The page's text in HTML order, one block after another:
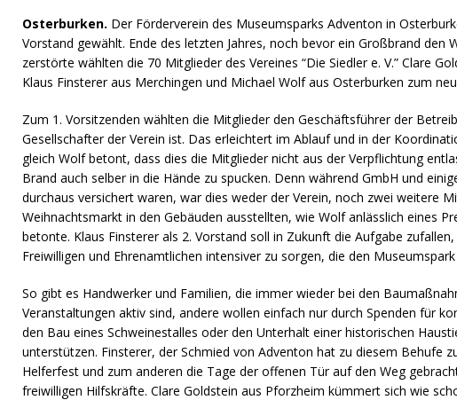
Osterburken. Der Förderverein des Museumsparks Adventon in
Vorstand gewählt. Ende des letzten Jahres, noch bevor ein Großbrand den
zerstörte wählten die 70 Mitglieder des Vereines “Die Siedler e. V.” Clare
Klaus Finsterer aus Merchingen und Michael Wolf aus Osterburken zum
Zum 1. Vorsitzenden wählten die Mitglieder den Geschäftsführer der
Gesellschafter der Verein ist. Das erleichtert im Ablauf und in der
gleich Wolf betont, dass dies die Mitglieder nicht aus der Verpflichtung
Brand auch selber in die Hände zu spucken. Denn während GmbH und
durchaus versichert waren, war dies weder der Verein, noch zwei weitere
Weihnachtsmarkt in den Gebäuden ausstellten, wie Wolf anlässlich eines
betonte. Klaus Finsterer als 2. Vorstand soll in Zukunft die Aufgabe
Freiwilligen und Ehrenamtlichen intensiver zu sorgen, die den
So gibt es Handwerker und Familien, die immer wieder bei den
Veranstaltungen aktiv sind, andere wollen einfach nur durch Spenden für
den Bau eines Schweinestalles oder den Unterhalt einer historischen
unterstützen. Finsterer, der Schmied von Adventon hat zu diesem Behufe
Helferfest und zum anderen die Tage der offenen Tür auf den Weg
freiwilligen Hilfskräfte. Clare Goldstein aus Pforzheim kümmert sich wie